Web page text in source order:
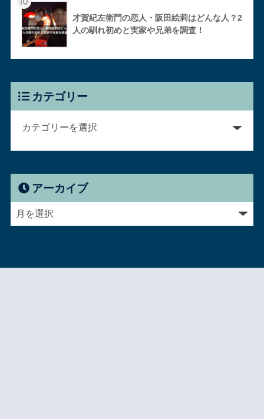
才賀紀左衛門の恋人・阪田絵莉はどんな人？2
人の馴れ初めと実家や兄弟を調査！
カテゴリー
アーカイブ